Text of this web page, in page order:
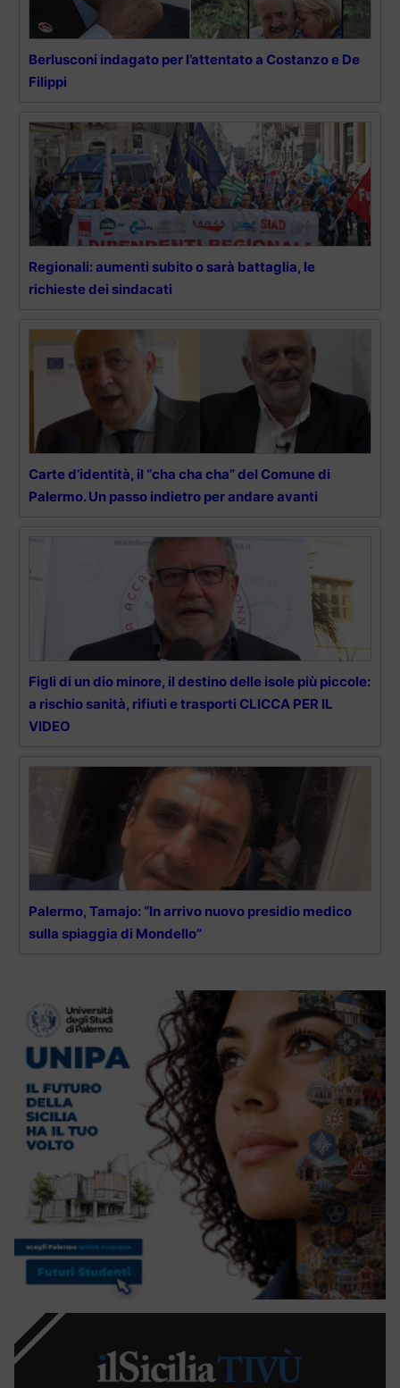
Berlusconi indagato per l’attentato a Costanzo e De
Filippi
Regionali: aumenti subito o sarà battaglia, le
richieste dei sindacati
Carte d’identità, il “cha cha cha” del Comune di
Palermo. Un passo indietro per andare avanti
Figli di un dio minore, il destino delle isole più piccole:
a rischio sanità, rifiuti e trasporti CLICCA PER IL
VIDEO
Palermo, Tamajo: “In arrivo nuovo presidio medico
sulla spiaggia di Mondello”